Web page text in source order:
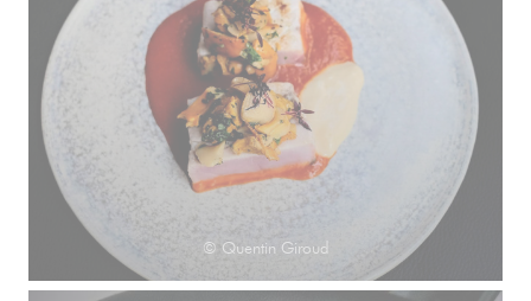
© Quentin Giroud